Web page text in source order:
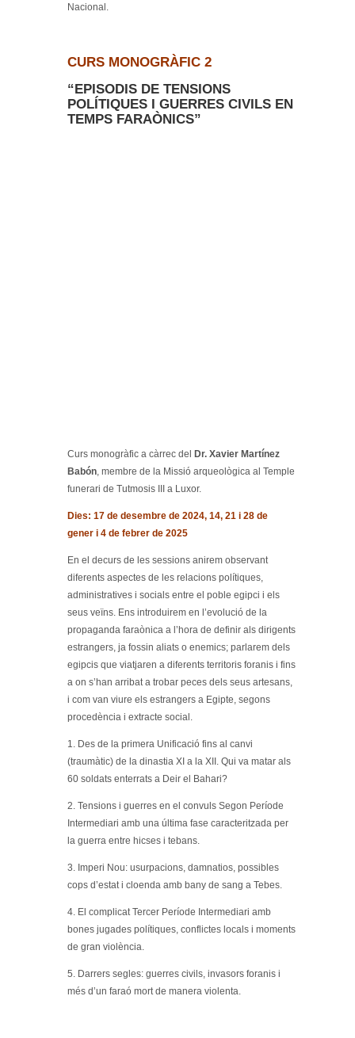
Nacional.
CURS MONOGRÀFIC 2
“EPISODIS DE TENSIONS
POLÍTIQUES I GUERRES CIVILS EN
TEMPS FARAÒNICS”
Curs monogràfic a càrrec del
Dr. Xavier Martínez
Babón, membre de la Missió arqueològica al Temple
funerari de Tutmosis III a Luxor.
Dies: 17 de desembre de 2024, 14, 21 i 28 de
gener i 4 de febrer de 2025
En el decurs de les sessions anirem observant
diferents aspectes de les relacions polítiques,
administratives i socials entre el poble egipci i els
seus veïns. Ens introduirem en l’evolució de la
propaganda faraònica a l’hora de definir als dirigents
estrangers, ja fossin aliats o enemics; parlarem dels
egipcis que viatjaren a diferents territoris foranis i fins
a on s’han arribat a trobar peces dels seus artesans,
i com van viure els estrangers a Egipte, segons
procedència i extracte social.
1. Des de la primera Unificació fins al canvi
(traumàtic) de la dinastia XI a la XII. Qui va matar als
60 soldats enterrats a Deir el Bahari?
2. Tensions i guerres en el convuls Segon Període
Intermediari amb una última fase caracteritzada per
la guerra entre hicses i tebans.
3. Imperi Nou: usurpacions, damnatios, possibles
cops d’estat i cloenda amb bany de sang a Tebes.
4. El complicat Tercer Període Intermediari amb
bones jugades polítiques, conflictes locals i moments
de gran violència.
5. Darrers segles: guerres civils, invasors foranis i
més d’un faraó mort de manera violenta.